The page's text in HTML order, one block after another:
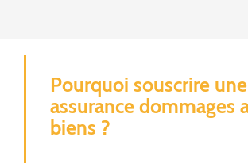
Pourquoi souscrire une
assurance dommages
biens ?